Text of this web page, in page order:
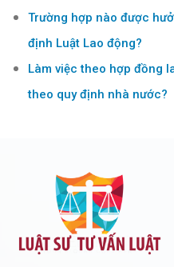
Trường hợp nào được
định Luật Lao động?
Làm việc theo hợp đồng
theo quy định nhà nước?